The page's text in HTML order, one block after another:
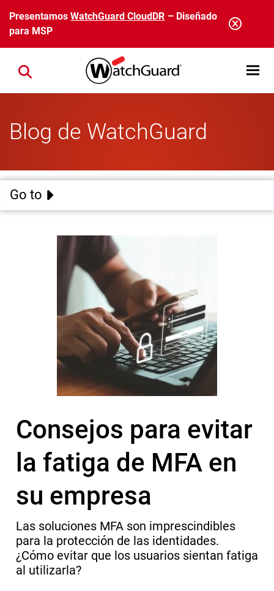
Pasar al contenido principal
PresentamosWatchGuard CloudDR – Diseñado
para MSP
Open
Close search
Blog de WatchGuard
Go to
Consejos para evitar
la fatiga de MFA en
su empresa
Las soluciones MFA son imprescindibles
para la protección de las identidades.
¿Cómo evitar que los usuarios sientan fatiga
al utilizarla?